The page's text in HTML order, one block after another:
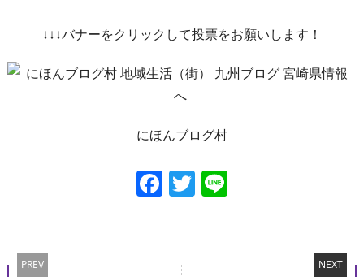
↓↓↓バナーをクリックして投票をお願いします！
にほんブログ村
Facebook
Twitter
Line
PREV NEXT